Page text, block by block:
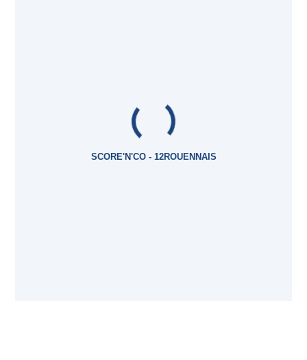
SCORE'N'CO - 12ROUENNAIS